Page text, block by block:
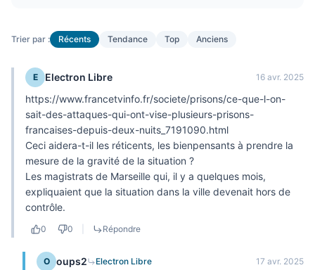
Trier par : Récents Tendance Top Anciens
E Electron Libre 16 avr. 2025
https://www.francetvinfo.fr/societe/prisons/ce-que-l-on-
sait-des-attaques-qui-ont-vise-plusieurs-prisons-
francaises-depuis-deux-nuits_7191090.html
Ceci aidera-t-il les réticents, les bienpensants à prendre la
mesure de la gravité de la situation ?
Les magistrats de Marseille qui, il y a quelques mois,
expliquaient que la situation dans la ville devenait hors de
contrôle.
0 0 Répondre
O oups2 Electron Libre 17 avr. 2025